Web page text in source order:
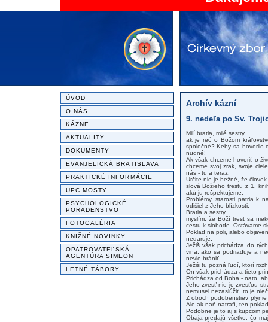
ÚVOD
O NÁS
KÁZNE
AKTUALITY
DOKUMENTY
EVANJELICKÁ BRATISLAVA
PRAKTICKÉ INFORMÁCIE
UPC MOSTY
PSYCHOLOGICKÉ
PORADENSTVO
FOTOGALÉRIA
KNIŽNÉ NOVINKY
OPATROVATEĽSKÁ
AGENTÚRA SIMEON
LETNÉ TÁBORY
Archív kázní
9. nedeľa po Sv.
Milí bratia, milé sestry,
ak je reč o Božom
spoločné? Keby sa hovorilo
nudné!
Ak však chceme hovoriť o
chceme svoj zrak, svoje
nás - tu a teraz.
Určite nie je bežné, že
slová Božieho trestu z 1.
akú ju rešpektujeme.
Problémy, starosti patria k
odišiel z Jeho blízkosti.
Bratia a sestry,
myslím, že Boží trest sa
cestu k slobode. Ostávame
Poklad na poli, alebo
nedaruje.
Ježiš však prichádza do
vina, ako sa podriaďuje a
nevie brániť.
Ježiš tu pozná ľudí, ktorí
On však prichádza a tieto
Prichádza od Boha - nato,
Jeho zvesť nie je zvesťou
nemusel nezaslúžiť, to je
Z oboch podobenstiev
Ale ak naň natrafí, ten
Podobne je to aj s kupcom
Obaja predajú všetko, čo